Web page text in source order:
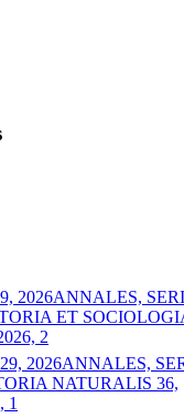
2026ANNALES,
ET
2
2026ANNALES,
NATURALIS 36,
1